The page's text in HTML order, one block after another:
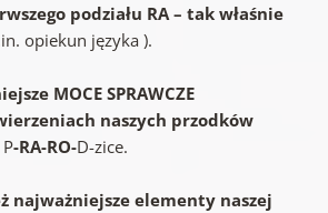
podziału RA – tak właśnie
opiekun języka ).
MOCE SPRAWCZE
naszych przodków
P-RA-RO-D-zice.
najważniejsze elementy naszej